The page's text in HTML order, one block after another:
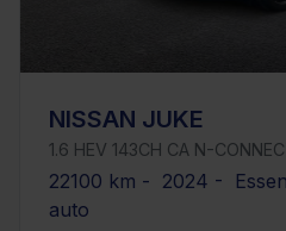
NISSAN JUKE
1.6 HEV 143CH CA N-
22100 km - 2024 -
auto